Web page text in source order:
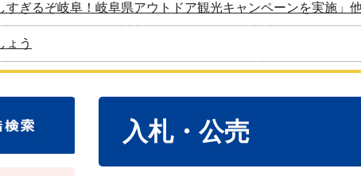
すぎるぞ岐阜！岐阜県アウトドア観光キャンペーンを実施」
ょう
入札・公売